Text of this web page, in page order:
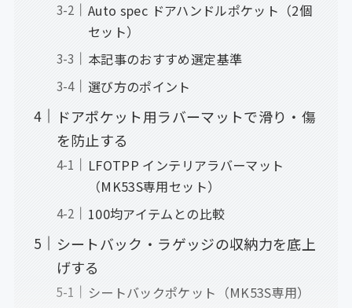
Auto spec ドアハンドルポケット（2個
セット）
本記事のおすすめ選定基準
選び方のポイント
ドアポケット用ラバーマットで滑り・傷
を防止する
LFOTPP インテリアラバーマット
（MK53S専用セット）
100均アイテムとの比較
シートバック・ラゲッジの収納力を底上
げする
シートバックポケット（MK53S専用）